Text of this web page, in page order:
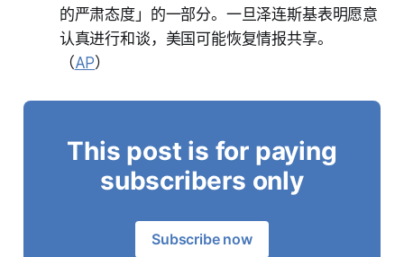
的严肃态度」的一部分。一旦泽连斯基表明愿意
认真进行和谈，美国可能恢复情报共享。
（AP）
This post is for paying
subscribers only
Subscribe now